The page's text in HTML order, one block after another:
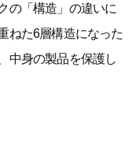
の「構造」の違いに
ねた6層構造になった
中身の製品を保護し